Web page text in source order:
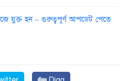
যুক্ত হন – গুরুত্বপূর্ণ আপডেট পেতে